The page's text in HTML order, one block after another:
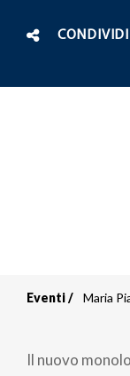
CONDIVIDI
di
Eventi Maria
Il nuovo